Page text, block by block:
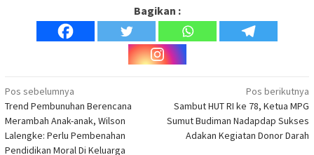
Bagikan :
Navigasi
pos
Pos sebelumnya
Trend Pembunuhan Berencana
Merambah Anak-anak, Wilson
Lalengke: Perlu Pembenahan
Pendidikan Moral Di Keluarga
Pos berikutnya
Sambut HUT RI ke 78, Ketua MPG
Sumut Budiman Nadapdap Sukses
Adakan Kegiatan Donor Darah